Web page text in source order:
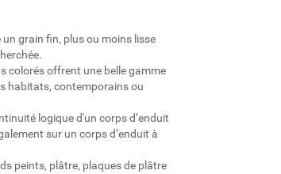
grain fin, plus ou moins lisse
colorés offrent une belle gamme
habitats, contemporains ou
logique d'un corps d’enduit
sur un corps d’enduit à
peints, plâtre, plaques de plâtre